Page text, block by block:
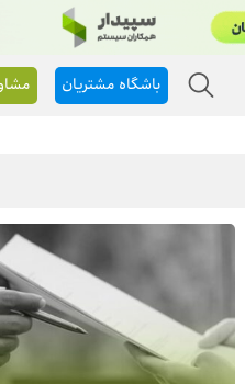
باشگاه مشتریان